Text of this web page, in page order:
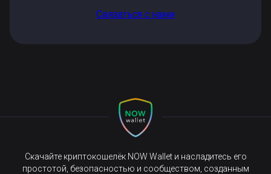
Связаться с нами
Скачайте криптокошелёк NOW Wallet и насладитесь его
простотой, безопасностью и сообществом, созданным